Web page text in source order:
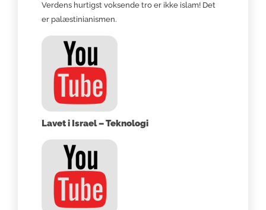
Verdens hurtigst voksende tro er ikke islam! Det
er palæstinianismen.
Lavet i Israel – Teknologi